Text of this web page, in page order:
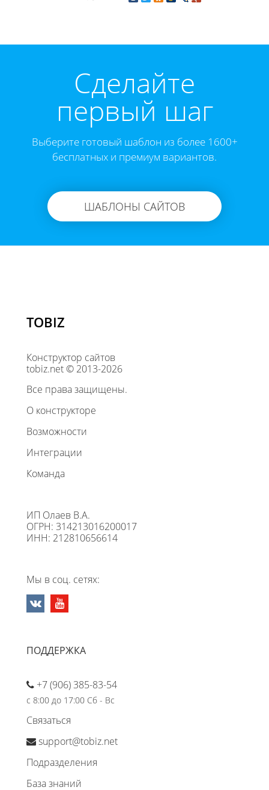
Cделайте
первый шаг
Выберите готовый шаблон из более 1600+
бесплатных и премиум вариантов.
ШАБЛОНЫ САЙТОВ
TOBIZ
Конструктор сайтов
tobiz.net © 2013-2026
Все права защищены.
О конструкторе
Возможности
Интеграции
Команда
ИП Олаев В.А.
ОГРН: 314213016200017
ИНН: 212810656614
Мы в соц. сетях:
ПОДДЕРЖКА
+7 (906) 385-83-54
с 8:00 до 17:00 Сб - Вс
Связаться
support@tobiz.net
Подразделения
База знаний